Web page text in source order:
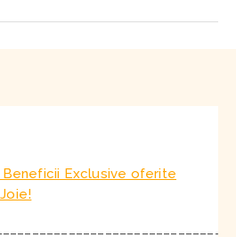
Exclusive oferite